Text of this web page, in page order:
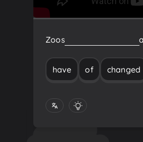
Zoos of
have of changed